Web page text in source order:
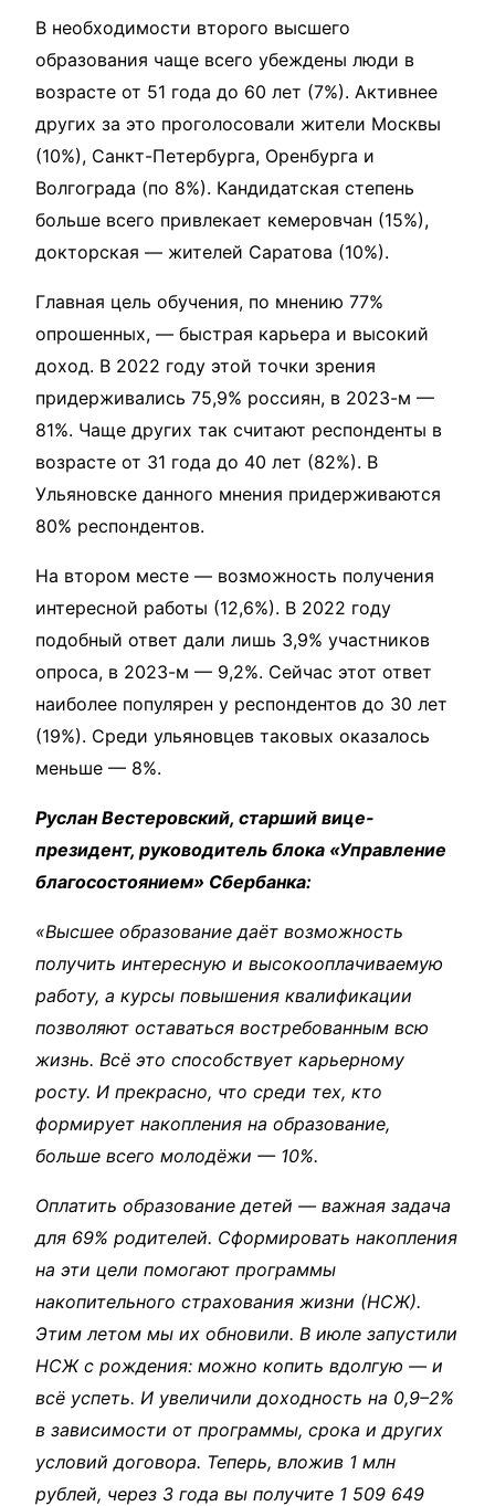
В необходимости второго высшего
образования чаще всего убеждены люди в
возрасте от 51 года до 60 лет (7%). Активнее
других за это проголосовали жители Москвы
(10%), Санкт-Петербурга, Оренбурга и
Волгограда (по 8%). Кандидатская степень
больше всего привлекает кемеровчан (15%),
докторская — жителей Саратова (10%).
Главная цель обучения, по мнению 77%
опрошенных, — быстрая карьера и высокий
доход. В 2022 году этой точки зрения
придерживались 75,9% россиян, в 2023-м —
81%. Чаще других так считают респонденты в
возрасте от 31 года до 40 лет (82%). В
Ульяновске данного мнения придерживаются
80% респондентов.
На втором месте — возможность получения
интересной работы (12,6%). В 2022 году
подобный ответ дали лишь 3,9% участников
опроса, в 2023-м — 9,2%. Сейчас этот ответ
наиболее популярен у респондентов до 30 лет
(19%). Среди ульяновцев таковых оказалось
меньше — 8%.
Руслан Вестеровский, старший вице-
президент, руководитель блока «Управление
благосостоянием» Сбербанка:
«Высшее образование даёт возможность
получить интересную и высокооплачиваемую
работу, а курсы повышения квалификации
позволяют оставаться востребованным всю
жизнь. Всё это способствует карьерному
росту. И прекрасно, что среди тех, кто
формирует накопления на образование,
больше всего молодёжи — 10%.
Оплатить образование детей — важная задача
для 69% родителей. Сформировать накопления
на эти цели помогают программы
накопительного страхования жизни (НСЖ).
Этим летом мы их обновили. В июле запустили
НСЖ с рождения: можно копить вдолгую — и
всё успеть. И увеличили доходность на 0,9–2%
в зависимости от программы, срока и других
условий договора. Теперь, вложив 1 млн
рублей, через 3 года вы получите 1 509 649